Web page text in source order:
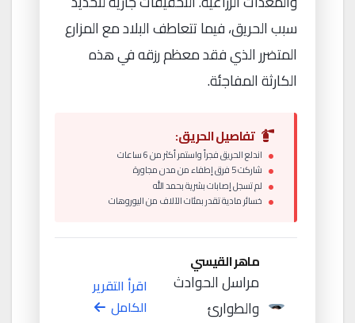
سبب الحريق، فيما تتعاطف البلاد مع المزارع
المتضرر الذي فقد معظم رزقه في هذه
الكارثة المفاجئة.
تفاصيل الحريق:
اندلع الحريق فجراً واستمر أكثر من 6 ساعات
شاركت 5 فرق إطفاء من مدن مجاورة
لم تسجل إصابات بشرية بحمد الله
خسائر مادية تقدر بمئات الآلاف من اليوروهات
ماهر القيسي
مراسل الحوادث
والطوارئ
اقرأ التقرير
الكامل